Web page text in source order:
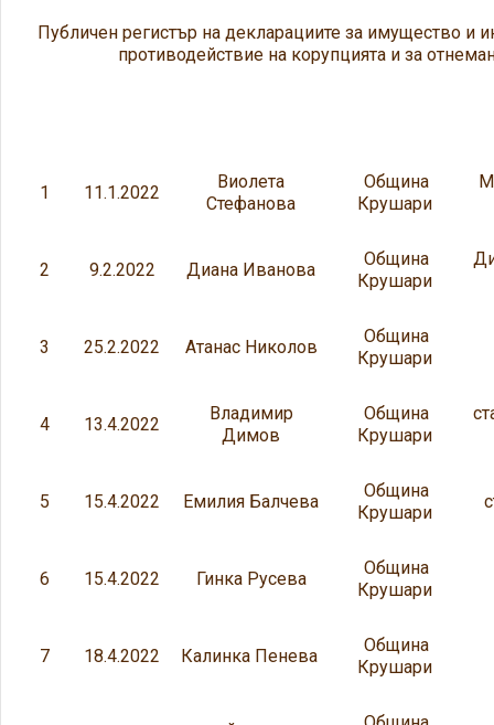
Публичен регистър на декларациите за имущество и
противодействие на корупцията и за
1 11.1.2022
Виолета
Стефанова
Община
Крушари
2 9.2.2022 Диана Иванова
Община
Крушари
3 25.2.2022 Атанас Николов
Община
Крушари
4 13.4.2022
Владимир
Димов
Община
Крушари
5 15.4.2022 Емилия Балчева
Община
Крушари
6 15.4.2022 Гинка Русева
Община
Крушари
7 18.4.2022 Калинка Пенева
Община
Крушари